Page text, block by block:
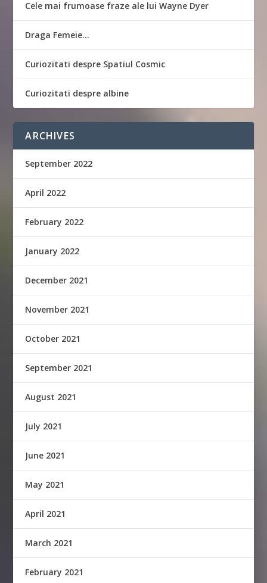
Cele mai frumoase fraze ale lui Wayne Dyer
Draga Femeie…
Curiozitati despre Spatiul Cosmic
Curiozitati despre albine
ARCHIVES
September 2022
April 2022
February 2022
January 2022
December 2021
November 2021
October 2021
September 2021
August 2021
July 2021
June 2021
May 2021
April 2021
March 2021
February 2021